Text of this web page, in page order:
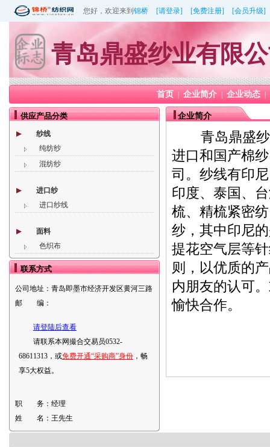
您好，欢迎来到 锦桥 [请登录] [免费注册] [会员升级]
青岛鼎盛纱业有限
首页 企业简介 企业动态
供应产品分类
纱线
纯纺纱
混纺纱
进口纱
进口纱线
面料
色织布
联系方式
公司地址： 青岛即墨市经济开发区黄河三路
邮 编：
请登陆后查看
请联系本网撮合交易员0532-
68611313，或免费开通“采购商”身份 ，畅
享5大权益。
职 务： 经理
姓 名： 王先生
企业简介
青岛鼎盛纱
进口和国产棉
司。纱线有印
印度、泰国、
梳、精梳紧密
纱，其中印尼
提花空气层等
则，以优质的
内朋友的认可
愉快合作。